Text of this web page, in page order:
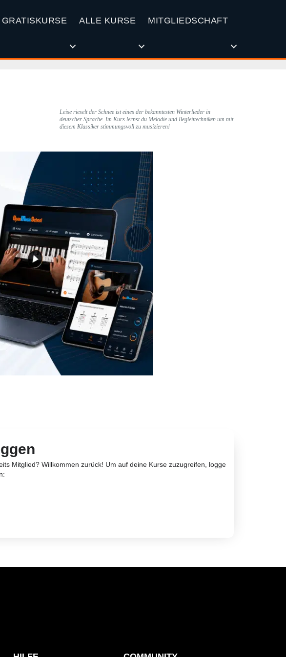
GRATISKURSE ALLE KURSE MITGLIEDSCHAFT
Leise rieselt der Schnee ist eines der bekanntesten Winterlieder in
deutscher Sprache. Im Kurs lernst du Melodie und Begleittechniken um mit
diesem Klassiker stimmungsvoll zu musizieren!
Mitglied? Willkommen zurück! Um auf deine Kurse zuzugreifen, logge